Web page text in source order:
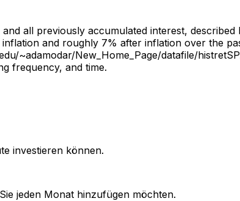
all previously accumulated interest,
and roughly 7% after inflation over the
~adamodar/New_Home_Page/datafile/
frequency, and time.
investieren können.
jeden Monat hinzufügen möchten.